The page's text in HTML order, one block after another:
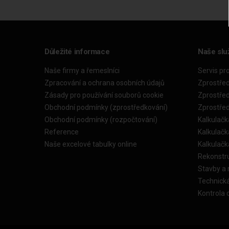
Důležité informace
Naše firmy a řemeslníci
Zpracování a ochrana osobních údajů
Zásady pro používání souborů cookie
Obchodní podmínky (zprostředkování)
Obchodní podmínky (rozpočtování)
Reference
Naše excelové tabulky online
Naše
Servis
Stavby a
Kontrola